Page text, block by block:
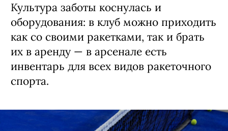
Культура заботы коснулась и
оборудования: в клуб можно приходить
как со своими ракетками, так и брать
их в аренду — в арсенале есть
инвентарь для всех видов ракеточного
спорта.